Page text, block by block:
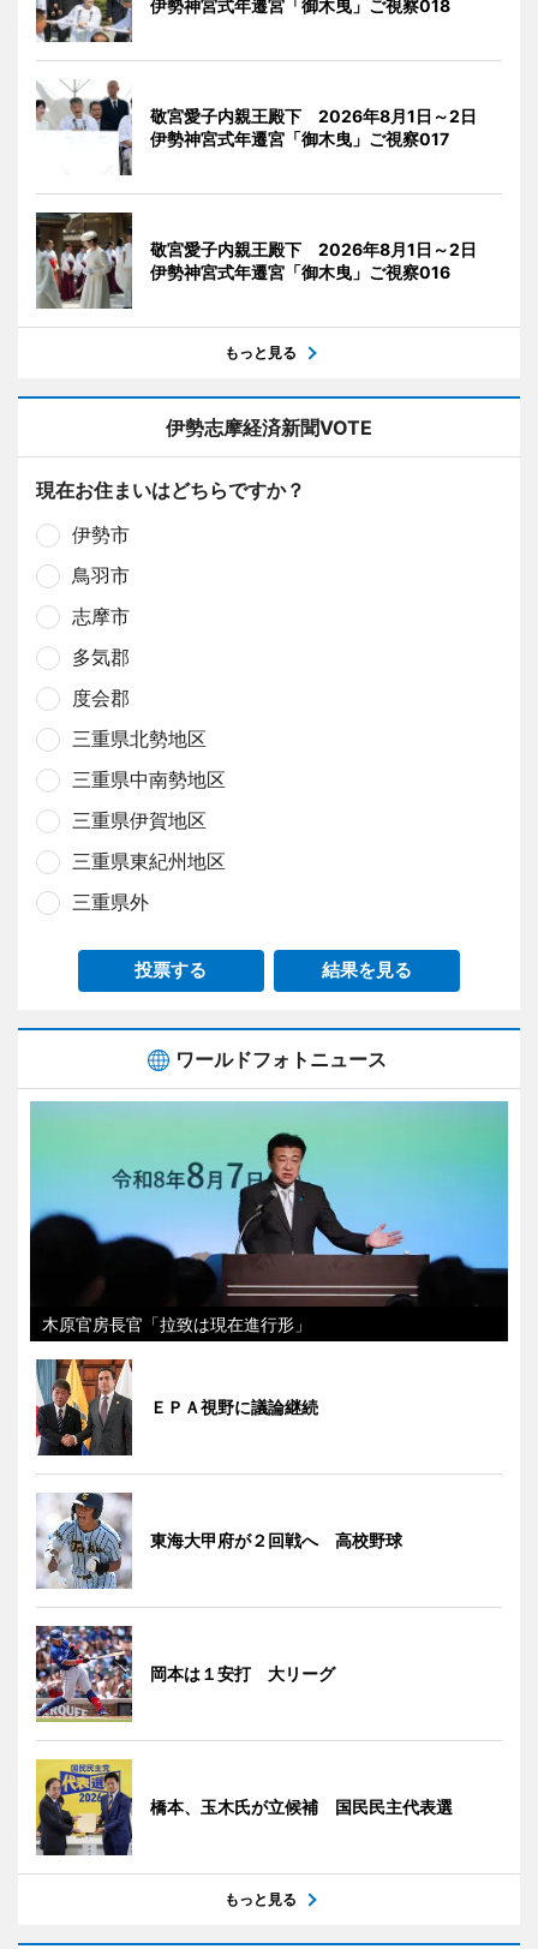
伊勢神宮式年遷宮「御木曳」ご視察018
敬宮愛子内親王殿下 2026年8月1日～2日
伊勢神宮式年遷宮「御木曳」ご視察017
敬宮愛子内親王殿下 2026年8月1日～2日
伊勢神宮式年遷宮「御木曳」ご視察016
もっと見る
伊勢志摩経済新聞VOTE
現在お住まいはどちらですか？
伊勢市
鳥羽市
志摩市
多気郡
度会郡
三重県北勢地区
三重県中南勢地区
三重県伊賀地区
三重県東紀州地区
三重県外
投票する 結果を見る
ワールドフォトニュース
木原官房長官「拉致は現在進行形」
ＥＰＡ視野に議論継続
東海大甲府が２回戦へ 高校野球
岡本は１安打 大リーグ
橋本、玉木氏が立候補 国民民主代表選
もっと見る